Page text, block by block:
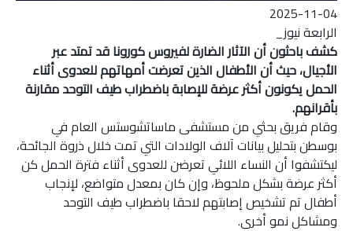
2025-11-04
الرابعة نيوز_
كشف باحثون أن الآثار الضارة لفيروس كورونا قد تمتد عبر
الأجيال، حيث أن الأطفال الذين تعرضت أمهاتهم للعدوى أثناء
الحمل يكونون أكثر عرضة للإصابة باضطراب طيف التوحد مقارنة
بأقرانهم.
وقام فريق بحثي من مستشفى ماساتشوستس العام في
بوسطن بتحليل بيانات آلاف الولادات التي تمت خلال ذروة الجائحة،
ليكتشفوا أن النساء اللائي تعرضن للعدوى أثناء فترة الحمل كن
أكثر عرضة بشكل ملحوظ، وإن كان بمعدل متواضع، لإنجاب
أطفال تم تشخيص إصابتهم لاحقا باضطراب طيف التوحد
ومشاكل نمو أخرى.